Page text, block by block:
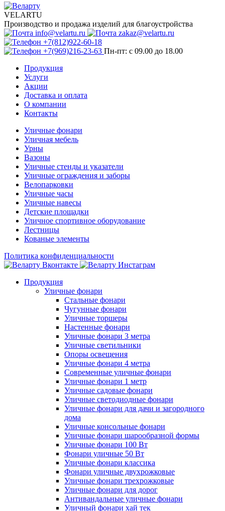
VELARTU
Производство и продажа изделий для благоустройства
info@velartu.ru
zakaz@velartu.ru
+7(812)922-60-18
+7(969)216-23-63 Пн-пт: с 09.00 до 18.00
Продукция
Услуги
Акции
Доставка и оплата
О компании
Контакты
Уличные фонари
Уличная мебель
Урны
Вазоны
Уличные стенды и указатели
Уличные ограждения и заборы
Велопарковки
Уличные часы
Уличные навесы
Детские площадки
Уличное спортивное оборудование
Лестницы
Кованые элементы
Политика конфиденциальности
Продукция
Уличные фонари
Стальные фонари
Чугунные фонари
Уличные торшеры
Настенные фонари
Уличные фонари 3 метра
Уличные светильники
Опоры освещения
Уличные фонари 4 метра
Современные уличные фонари
Уличные фонари 1 метр
Уличные садовые фонари
Уличные светодиодные фонари
Уличные фонари для дачи и загородного
дома
Уличные консольные фонари
Уличные фонари шарообразной формы
Уличные фонари 100 Вт
Фонари уличные 50 Вт
Уличные фонари классика
Фонари уличные двухрожковые
Уличные фонари трехрожковые
Уличные фонари для дорог
Антивандальные уличные фонари
Уличный фонари хай тек